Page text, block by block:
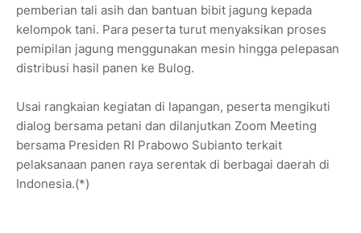
pemberian tali asih dan bantuan bibit jagung kepada
kelompok tani. Para peserta turut menyaksikan proses
pemipilan jagung menggunakan mesin hingga pelepasan
distribusi hasil panen ke Bulog.
Usai rangkaian kegiatan di lapangan, peserta mengikuti
dialog bersama petani dan dilanjutkan Zoom Meeting
bersama Presiden RI Prabowo Subianto terkait
pelaksanaan panen raya serentak di berbagai daerah di
Indonesia.(*)